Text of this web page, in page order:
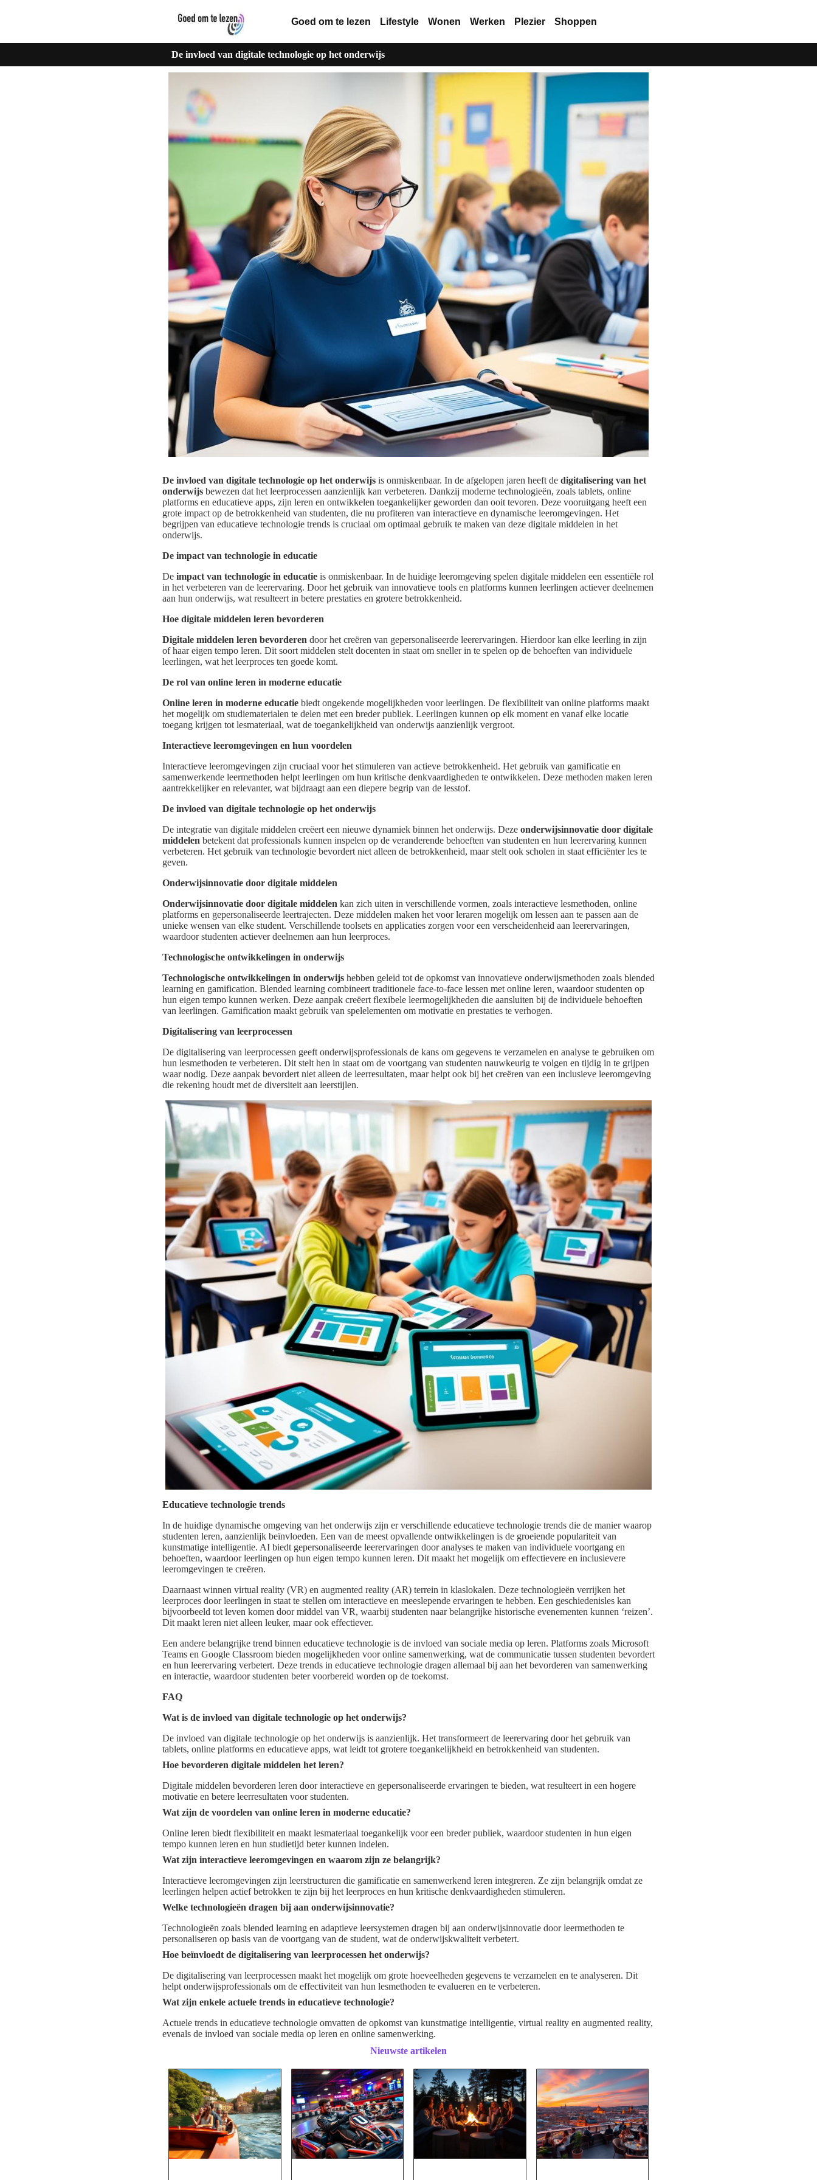
Goed om te lezen Lifestyle Wonen Werken Plezier Shoppen
De invloed van digitale technologie op het onderwijs
De invloed van digitale technologie op het onderwijs is onmiskenbaar. In de afgelopen jaren heeft de digitalisering van het
onderwijs bewezen dat het leerprocessen aanzienlijk kan verbeteren. Dankzij moderne technologieën, zoals tablets, online
platforms en educatieve apps, zijn leren en ontwikkelen toegankelijker geworden dan ooit tevoren. Deze vooruitgang heeft een
grote impact op de betrokkenheid van studenten, die nu profiteren van interactieve en dynamische leeromgevingen. Het
begrijpen van educatieve technologie trends is cruciaal om optimaal gebruik te maken van deze digitale middelen in het
onderwijs.
De impact van technologie in educatie
De impact van technologie in educatie is onmiskenbaar. In de huidige leeromgeving spelen digitale middelen een essentiële rol
in het verbeteren van de leerervaring. Door het gebruik van innovatieve tools en platforms kunnen leerlingen actiever deelnemen
aan hun onderwijs, wat resulteert in betere prestaties en grotere betrokkenheid.
Hoe digitale middelen leren bevorderen
Digitale middelen leren bevorderen door het creëren van gepersonaliseerde leerervaringen. Hierdoor kan elke leerling in zijn
of haar eigen tempo leren. Dit soort middelen stelt docenten in staat om sneller in te spelen op de behoeften van individuele
leerlingen, wat het leerproces ten goede komt.
De rol van online leren in moderne educatie
Online leren in moderne educatie biedt ongekende mogelijkheden voor leerlingen. De flexibiliteit van online platforms maakt
het mogelijk om studiematerialen te delen met een breder publiek. Leerlingen kunnen op elk moment en vanaf elke locatie
toegang krijgen tot lesmateriaal, wat de toegankelijkheid van onderwijs aanzienlijk vergroot.
Interactieve leeromgevingen en hun voordelen
Interactieve leeromgevingen zijn cruciaal voor het stimuleren van actieve betrokkenheid. Het gebruik van gamificatie en
samenwerkende leermethoden helpt leerlingen om hun kritische denkvaardigheden te ontwikkelen. Deze methoden maken leren
aantrekkelijker en relevanter, wat bijdraagt aan een diepere begrip van de lesstof.
De invloed van digitale technologie op het onderwijs
De integratie van digitale middelen creëert een nieuwe dynamiek binnen het onderwijs. Deze onderwijsinnovatie door digitale
middelen betekent dat professionals kunnen inspelen op de veranderende behoeften van studenten en hun leerervaring kunnen
verbeteren. Het gebruik van technologie bevordert niet alleen de betrokkenheid, maar stelt ook scholen in staat efficiënter les te
geven.
Onderwijsinnovatie door digitale middelen
Onderwijsinnovatie door digitale middelen kan zich uiten in verschillende vormen, zoals interactieve lesmethoden, online
platforms en gepersonaliseerde leertrajecten. Deze middelen maken het voor leraren mogelijk om lessen aan te passen aan de
unieke wensen van elke student. Verschillende toolsets en applicaties zorgen voor een verscheidenheid aan leerervaringen,
waardoor studenten actiever deelnemen aan hun leerproces.
Technologische ontwikkelingen in onderwijs
Technologische ontwikkelingen in onderwijs hebben geleid tot de opkomst van innovatieve onderwijsmethoden zoals blended
learning en gamification. Blended learning combineert traditionele face-to-face lessen met online leren, waardoor studenten op
hun eigen tempo kunnen werken. Deze aanpak creëert flexibele leermogelijkheden die aansluiten bij de individuele behoeften
van leerlingen. Gamification maakt gebruik van spelelementen om motivatie en prestaties te verhogen.
Digitalisering van leerprocessen
De digitalisering van leerprocessen geeft onderwijsprofessionals de kans om gegevens te verzamelen en analyse te gebruiken om
hun lesmethoden te verbeteren. Dit stelt hen in staat om de voortgang van studenten nauwkeurig te volgen en tijdig in te grijpen
waar nodig. Deze aanpak bevordert niet alleen de leerresultaten, maar helpt ook bij het creëren van een inclusieve leeromgeving
die rekening houdt met de diversiteit aan leerstijlen.
Educatieve technologie trends
In de huidige dynamische omgeving van het onderwijs zijn er verschillende educatieve technologie trends die de manier waarop
studenten leren, aanzienlijk beïnvloeden. Een van de meest opvallende ontwikkelingen is de groeiende populariteit van
kunstmatige intelligentie. AI biedt gepersonaliseerde leerervaringen door analyses te maken van individuele voortgang en
behoeften, waardoor leerlingen op hun eigen tempo kunnen leren. Dit maakt het mogelijk om effectievere en inclusievere
leeromgevingen te creëren.
Daarnaast winnen virtual reality (VR) en augmented reality (AR) terrein in klaslokalen. Deze technologieën verrijken het
leerproces door leerlingen in staat te stellen om interactieve en meeslepende ervaringen te hebben. Een geschiedenisles kan
bijvoorbeeld tot leven komen door middel van VR, waarbij studenten naar belangrijke historische evenementen kunnen ‘reizen’.
Dit maakt leren niet alleen leuker, maar ook effectiever.
Een andere belangrijke trend binnen educatieve technologie is de invloed van sociale media op leren. Platforms zoals Microsoft
Teams en Google Classroom bieden mogelijkheden voor online samenwerking, wat de communicatie tussen studenten bevordert
en hun leerervaring verbetert. Deze trends in educatieve technologie dragen allemaal bij aan het bevorderen van samenwerking
en interactie, waardoor studenten beter voorbereid worden op de toekomst.
FAQ
Wat is de invloed van digitale technologie op het onderwijs?
De invloed van digitale technologie op het onderwijs is aanzienlijk. Het transformeert de leerervaring door het gebruik van
tablets, online platforms en educatieve apps, wat leidt tot grotere toegankelijkheid en betrokkenheid van studenten.
Hoe bevorderen digitale middelen het leren?
Digitale middelen bevorderen leren door interactieve en gepersonaliseerde ervaringen te bieden, wat resulteert in een hogere
motivatie en betere leerresultaten voor studenten.
Wat zijn de voordelen van online leren in moderne educatie?
Online leren biedt flexibiliteit en maakt lesmateriaal toegankelijk voor een breder publiek, waardoor studenten in hun eigen
tempo kunnen leren en hun studietijd beter kunnen indelen.
Wat zijn interactieve leeromgevingen en waarom zijn ze belangrijk?
Interactieve leeromgevingen zijn leerstructuren die gamificatie en samenwerkend leren integreren. Ze zijn belangrijk omdat ze
leerlingen helpen actief betrokken te zijn bij het leerproces en hun kritische denkvaardigheden stimuleren.
Welke technologieën dragen bij aan onderwijsinnovatie?
Technologieën zoals blended learning en adaptieve leersystemen dragen bij aan onderwijsinnovatie door leermethoden te
personaliseren op basis van de voortgang van de student, wat de onderwijskwaliteit verbetert.
Hoe beïnvloedt de digitalisering van leerprocessen het onderwijs?
De digitalisering van leerprocessen maakt het mogelijk om grote hoeveelheden gegevens te verzamelen en te analyseren. Dit
helpt onderwijsprofessionals om de effectiviteit van hun lesmethoden te evalueren en te verbeteren.
Wat zijn enkele actuele trends in educatieve technologie?
Actuele trends in educatieve technologie omvatten de opkomst van kunstmatige intelligentie, virtual reality en augmented reality,
evenals de invloed van sociale media op leren en online samenwerking.
Nieuwste artikelen